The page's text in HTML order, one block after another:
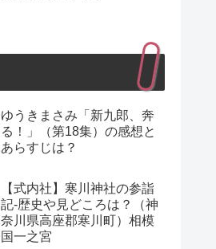
ゆうきまさみ「新九郎、奔
る！」（第18集）の感想と
あらすじは？
【式内社】寒川神社の参詣
記-歴史や見どころは？（神
奈川県高座郡寒川町）相模
国一之宮